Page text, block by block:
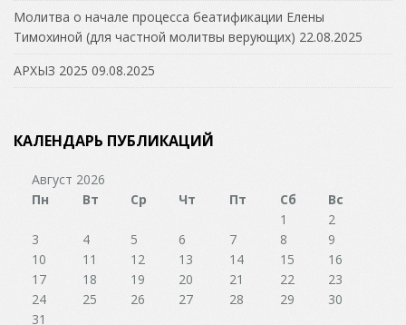
Молитва о начале процесса беатификации Елены
Тимохиной (для частной молитвы верующих) 22.08.2025
АРХЫЗ 2025 09.08.2025
КАЛЕНДАРЬ ПУБЛИКАЦИЙ
Август 2026
Пн
Вт Ср Чт Пт Сб
Вс
1
2
3
4 5 6 7 8
9
10
11 12 13 14 15
16
17
18 19 20 21 22
23
24
25 26 27 28 29
30
31